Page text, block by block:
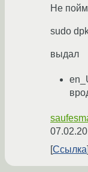
Не
sudo
выдал
Ссылка